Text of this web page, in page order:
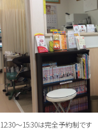
12:30～15:30は完全予約制です